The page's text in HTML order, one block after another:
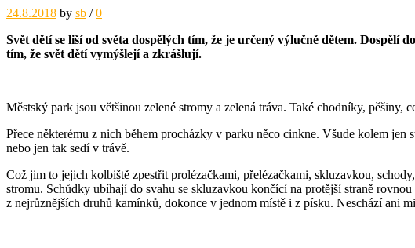
24.8.2018 by sb / 0
Svět dětí se liší od světa dospělých tím, že je určený výlučně dětem.
tím, že svět dětí vymýšlejí a zkrášlují.
Městský park jsou většinou zelené stromy a zelená tráva. Také chodníky,
Přece některému z nich během procházky v parku něco cinkne. Všude kolem
nebo jen tak sedí v trávě.
Což jim to jejich kolbiště zpestřit prolézačkami, přelézačkami, skluzavkou,
stromu. Schůdky ubíhají do svahu se skluzavkou končící na protější straně
z nejrůznějších druhů kamínků, dokonce v jednom místě i z písku. Neschází ani